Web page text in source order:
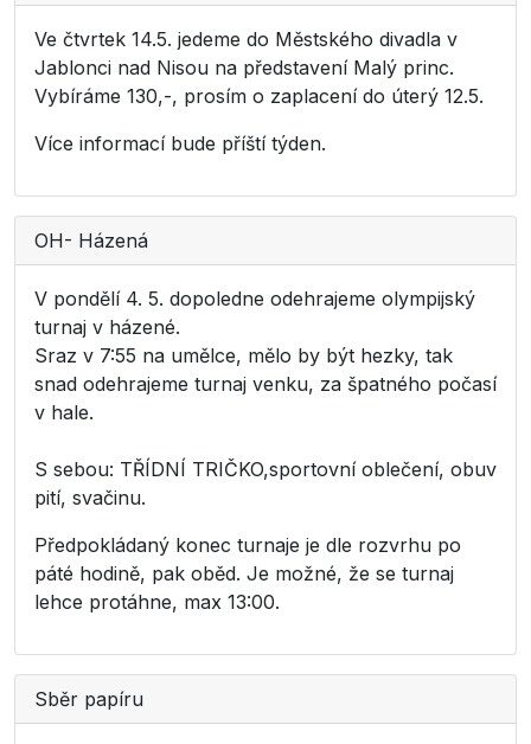
Ve čtvrtek 14.5. jedeme do Městského divadla v
Jablonci nad Nisou na představení Malý princ.
Vybíráme 130,-, prosím o zaplacení do úterý 12.5.
Více informací bude příští týden.
OH- Házená
V pondělí 4. 5. dopoledne odehrajeme olympijský
turnaj v házené.
Sraz v 7:55 na umělce, mělo by být hezky, tak
snad odehrajeme turnaj venku, za špatného počasí
v hale.
S sebou: TŘÍDNÍ TRIČKO,sportovní oblečení, obuv
pití, svačinu.
Předpokládaný konec turnaje je dle rozvrhu po
páté hodině, pak oběd. Je možné, že se turnaj
lehce protáhne, max 13:00.
Sběr papíru